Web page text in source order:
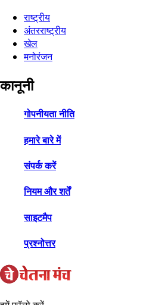
राष्ट्रीय
अंतरराष्ट्रीय
खेल
मनोरंजन
कानूनी
गोपनीयता नीति
हमारे बारे में
संपर्क करें
नियम और शर्तें
साइटमैप
प्रश्नोत्तर